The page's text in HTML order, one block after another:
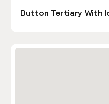
Button Tertiary With